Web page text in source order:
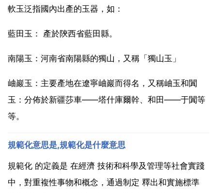
軟玉泛指國內出產的玉器，如：
藍田玉： 產於陝西省藍田縣。
南陽玉：河南省南陽縣的獨山，又稱「獨山玉」
岫巖玉：主要產地在遼寧岫巖而得名，又稱岫玉和闐
玉：分佈於新疆莎車——塔什庫爾幹、和田——于闐等
等。
規範化意思是,規範化是什麼意思
規範化 的定義是 在經濟 技術和科學及管理等社會實踐
中，對重複性事物和概念，通過制定 釋出和實施標準